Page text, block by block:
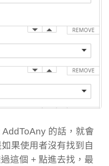
的話，就會
果使用者沒有找到自
這個 + 點進去找，最